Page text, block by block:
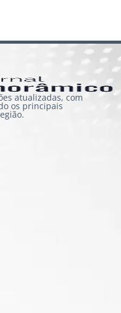
atualizadas, com
os principais